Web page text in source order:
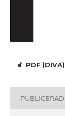
PDF (DIVA)
PUBLICERAD